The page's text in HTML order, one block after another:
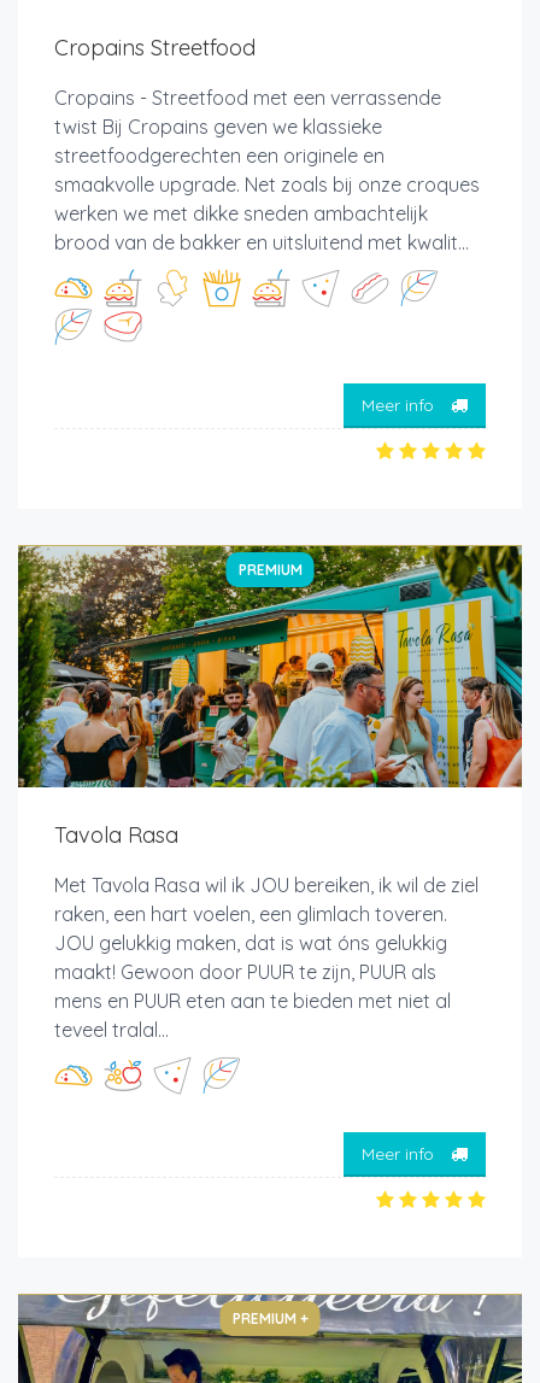
Cropains Streetfood
Cropains - Streetfood met een verrassende
twist Bij Cropains geven we klassieke
streetfoodgerechten een originele en
smaakvolle upgrade. Net zoals bij onze croques
werken we met dikke sneden ambachtelijk
brood van de bakker en uitsluitend met kwalit...
Meer info
PREMIUM
Tavola Rasa
Met Tavola Rasa wil ik JOU bereiken, ik wil de ziel
raken, een hart voelen, een glimlach toveren.
JOU gelukkig maken, dat is wat óns gelukkig
maakt! Gewoon door PUUR te zijn, PUUR als
mens en PUUR eten aan te bieden met niet al
teveel tralal...
Meer info
PREMIUM +